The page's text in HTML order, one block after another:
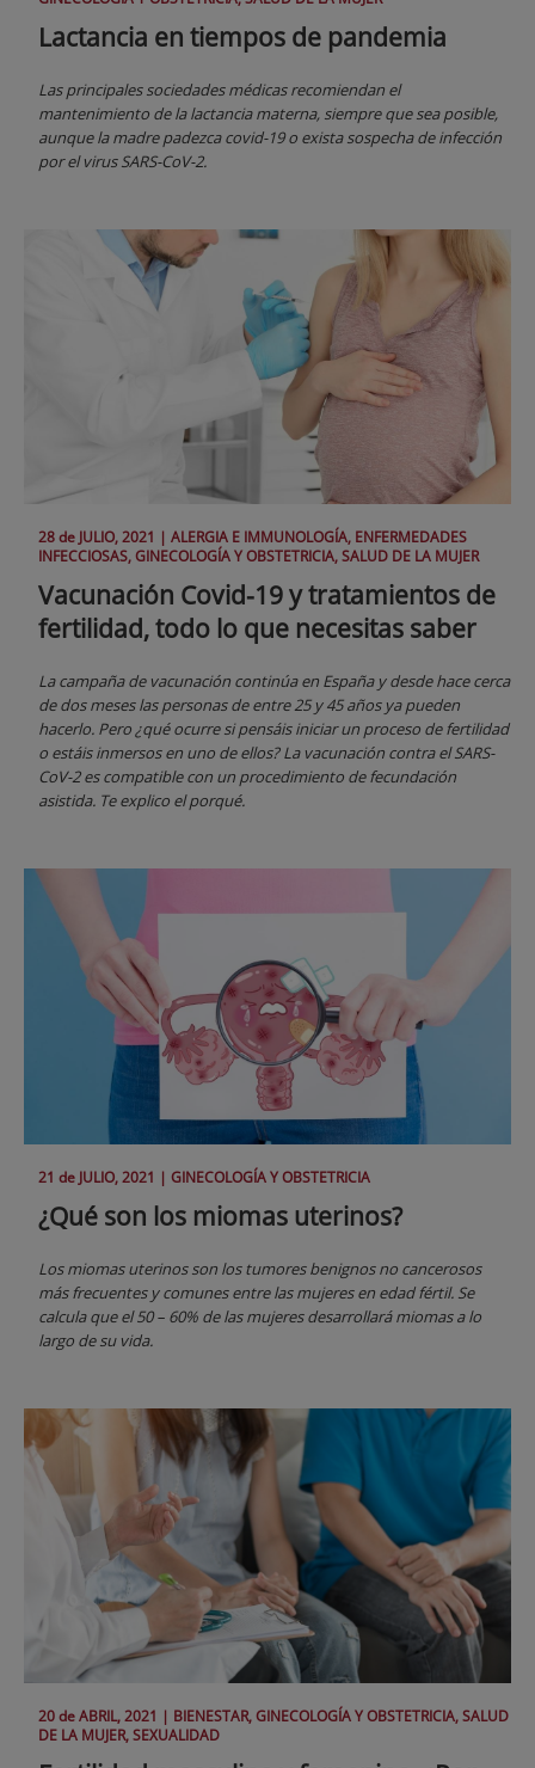
Lactancia en tiempos de pandemia
Las principales sociedades médicas recomiendan el
mantenimiento de la lactancia materna, siempre que sea posible,
aunque la madre padezca covid-19 o exista sospecha de infección
por el virus SARS-CoV-2.
28 de JULIO, 2021 | ALERGIA E IMMUNOLOGÍA, ENFERMEDADES
INFECCIOSAS, GINECOLOGÍA Y OBSTETRICIA, SALUD DE LA MUJER
Vacunación Covid-19 y tratamientos de
fertilidad, todo lo que necesitas saber
La campaña de vacunación continúa en España y desde hace cerca
de dos meses las personas de entre 25 y 45 años ya pueden
hacerlo. Pero ¿qué ocurre si pensáis iniciar un proceso de fertilidad
o estáis inmersos en uno de ellos? La vacunación contra el SARS-
CoV-2 es compatible con un procedimiento de fecundación
asistida. Te explico el porqué.
21 de JULIO, 2021 | GINECOLOGÍA Y OBSTETRICIA
¿Qué son los miomas uterinos?
Los miomas uterinos son los tumores benignos no cancerosos
más frecuentes y comunes entre las mujeres en edad fértil. Se
calcula que el 50 – 60% de las mujeres desarrollará miomas a lo
largo de su vida.
20 deABRIL, 2021 | BIENESTAR, GINECOLOGÍA Y OBSTETRICIA, SALUD
DE LA MUJER, SEXUALIDAD